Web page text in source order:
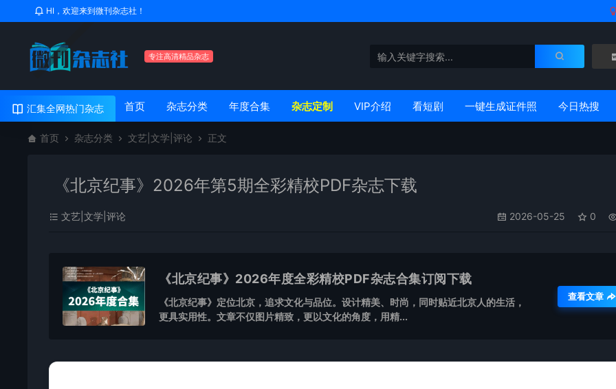
HI，欢迎来到微刊杂志社！
专注高清精品杂志
汇集全网热门杂志 首页 杂志分类 年度合集 杂志定制 VIP介绍 看短剧 一键生成证件照 今日热搜
首页 杂志分类 文艺|文学|评论 正文
《北京纪事》2026年第5期全彩精校PDF杂志下载
文艺|文学|评论 2026-05-25 0
《北京纪事》2026年度全彩精校PDF杂志合集订阅下载
《北京纪事》定位北京，追求文化与品位。设计精美、时尚，同时贴近北京人的生活，
更具实用性。文章不仅图片精致，更以文化的角度，用精...
查看文章